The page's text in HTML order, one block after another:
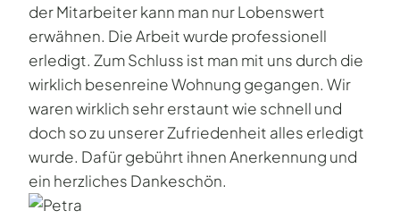
der Mitarbeiter kann man nur Lobenswert
erwähnen. Die Arbeit wurde professionell
erledigt. Zum Schluss ist man mit uns durch die
wirklich besenreine Wohnung gegangen. Wir
waren wirklich sehr erstaunt wie schnell und
doch so zu unserer Zufriedenheit alles erledigt
wurde. Dafür gebührt ihnen Anerkennung und
ein herzliches Dankeschön.